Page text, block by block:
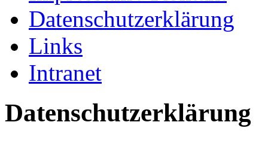
Datenschutzerklärung
Links
Intranet
Datenschutzerklärung